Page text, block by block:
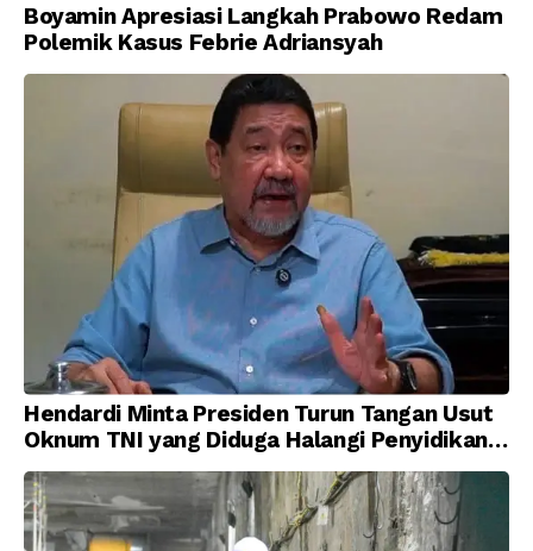
Boyamin Apresiasi Langkah Prabowo Redam
Polemik Kasus Febrie Adriansyah
Hendardi Minta Presiden Turun Tangan Usut
Oknum TNI yang Diduga Halangi Penyidikan
Korupsi